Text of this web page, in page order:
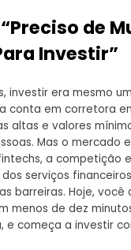
de
Investir”
investir era mesmo
conta em corretora
altas e valores
Mas o mercado
a competição
serviços
barreiras. Hoje, você
menos de dez
e começa a investir